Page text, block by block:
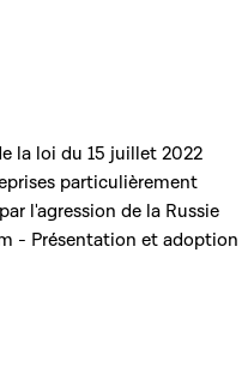
la loi du 15 juillet 2022
particulièrement
l'agression de la Russie
- Présentation et adoption